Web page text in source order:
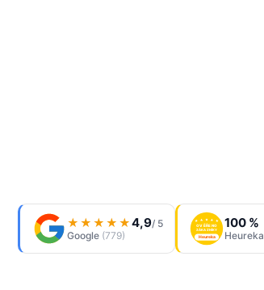
★★★★★4,9/ 5
Google (779)
OVĚŘENO
ZÁKAZNÍKY
Heureka
100 %
Heureka